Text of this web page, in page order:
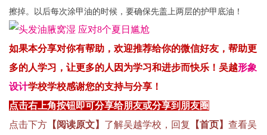
擦掉。以后每次涂甲油的时候，要确保先盖上两层的护甲底油！
如果本分享对你有帮助， 欢迎推荐给你的微信好友， 帮助更
多的人学习 ， 让更多的人因为学习和进步而快乐！吴越形象
设计学校学校感谢您的支持与分享！
点击右上角按钮即可分享给朋友或分享到朋友圈
点击下方 【阅读原文】 了解吴越学校，回复 【首页】 查看吴